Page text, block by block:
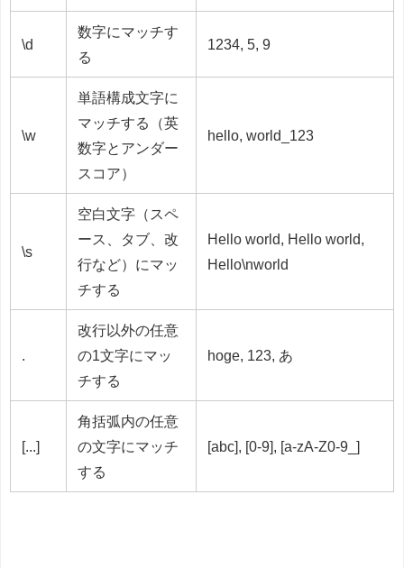
\d
数字にマッチす
る
1234, 5, 9
\w
単語構成文字に
マッチする（英
数字とアンダー
スコア）
hello, world_123
\s
空白文字（スペ
ース、タブ、改
行など）にマッ
チする
Hello world, Hello world,
Hello\nworld
.
改行以外の任意
の1文字にマッ
チする
hoge, 123, あ
[...]
角括弧内の任意
の文字にマッチ
する
[abc], [0-9], [a-zA-Z0-9_]